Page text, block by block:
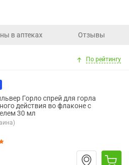
в аптеках Отзывы
По рейтингу
Горло спрей для горла
действия во флаконе с
30 мл